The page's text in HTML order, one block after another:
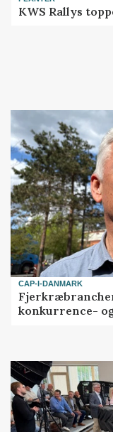
KWS Rallys
CAP-I-DANMARK
konkurrence-